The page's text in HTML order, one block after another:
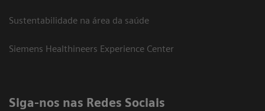
Sustentabilidade na área da saúde
Siemens Healthineers Experience Center
Siga-nos nas Redes Sociais